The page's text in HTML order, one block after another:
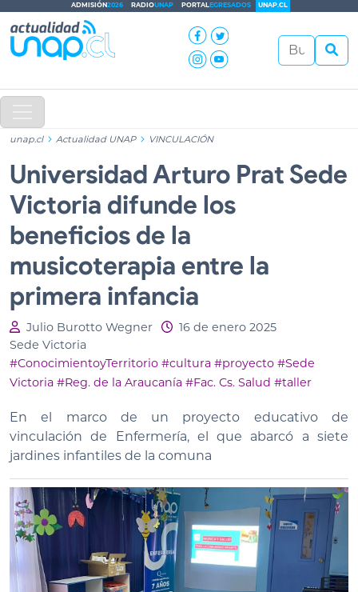
ADMISIÓN2026 RADIOUNAP PORTALEGRESADOS UNAP.CL
unap.cl Actualidad UNAP VINCULACIÓN
Universidad Arturo Prat Sede
Victoria difunde los
beneficios de la
musicoterapia entre la
primera infancia
Julio Burotto Wegner
16 de enero 2025
Sede Victoria
#ConocimientoyTerritorio #cultura #proyecto #Sede
Victoria #Reg. de la Araucanía #Fac. Cs. Salud #taller
En el marco de un proyecto educativo de
vinculación de Enfermería, el que abarcó a siete
jardines infantiles de la comuna